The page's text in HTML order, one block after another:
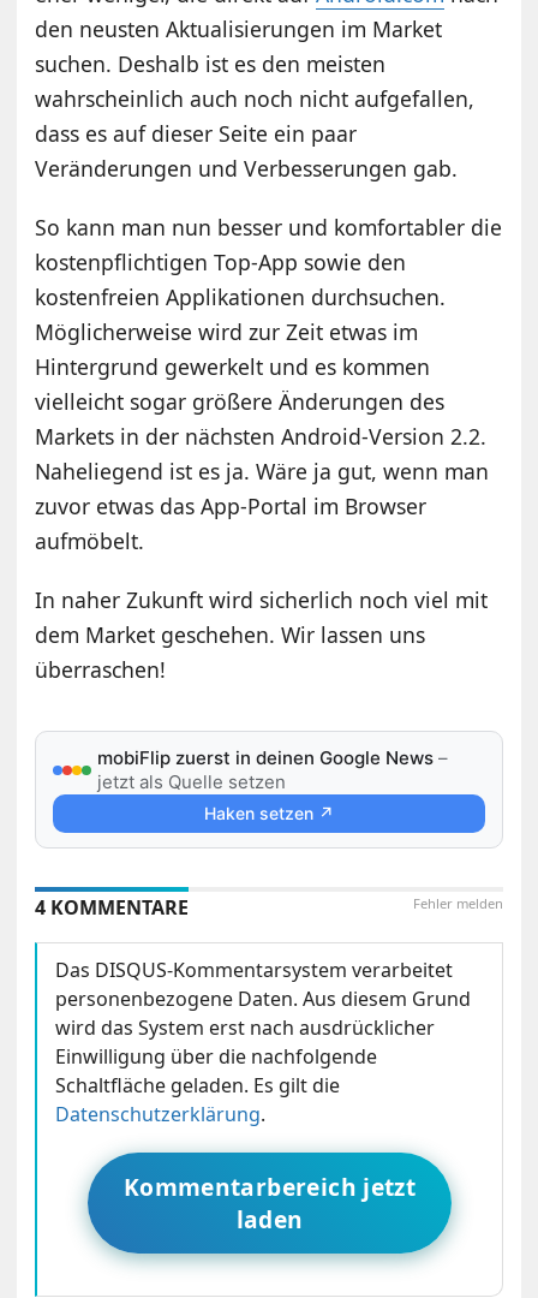
den neusten Aktualisierungen im Market
suchen. Deshalb ist es den meisten
wahrscheinlich auch noch nicht aufgefallen,
dass es auf dieser Seite ein paar
Veränderungen und Verbesserungen gab.
So kann man nun besser und komfortabler die
kostenpflichtigen Top-App sowie den
kostenfreien Applikationen durchsuchen.
Möglicherweise wird zur Zeit etwas im
Hintergrund gewerkelt und es kommen
vielleicht sogar größere Änderungen des
Markets in der nächsten Android-Version 2.2.
Naheliegend ist es ja. Wäre ja gut, wenn man
zuvor etwas das App-Portal im Browser
aufmöbelt.
In naher Zukunft wird sicherlich noch viel mit
dem Market geschehen. Wir lassen uns
überraschen!
mobiFlip zuerst in deinen Google News –
jetzt als Quelle setzen
Haken setzen ↗
Fehler melden
4 KOMMENTARE
Das DISQUS-Kommentarsystem verarbeitet
personenbezogene Daten. Aus diesem Grund
wird das System erst nach ausdrücklicher
Einwilligung über die nachfolgende
Schaltfläche geladen. Es gilt die
Datenschutzerklärung.
Kommentarbereich jetzt
laden